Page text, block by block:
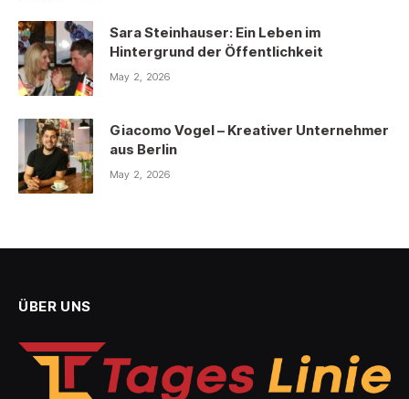
Sara Steinhauser: Ein Leben im
Hintergrund der Öffentlichkeit
May 2, 2026
Giacomo Vogel – Kreativer Unternehmer
aus Berlin
May 2, 2026
ÜBER UNS